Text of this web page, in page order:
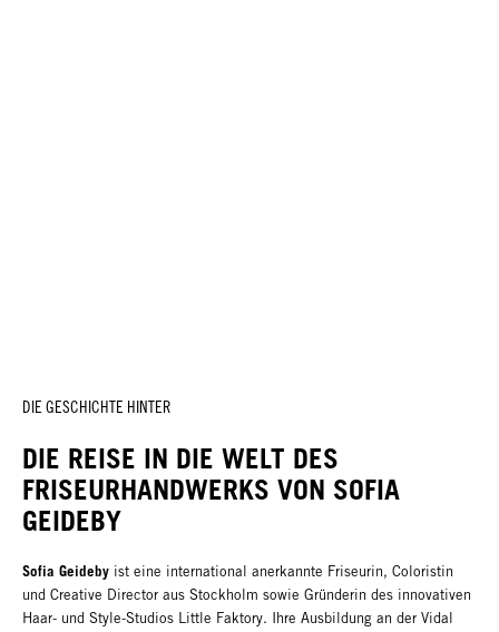
DIE GESCHICHTE HINTER
DIE REISE IN DIE WELT DES
FRISEURHANDWERKS VON SOFIA
GEIDEBY
Sofia Geideby ist eine international anerkannte Friseurin, Coloristin
und Creative Director aus Stockholm sowie Gründerin des innovativen
Haar- und Style-Studios Little Faktory. Ihre Ausbildung an der Vidal